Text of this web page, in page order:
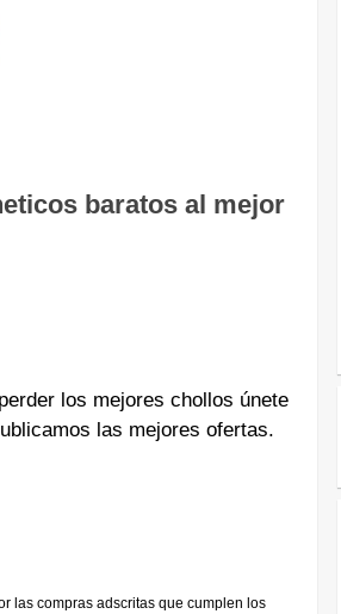
baratos al mejor
los mejores chollos únete
las mejores ofertas.
las compras adscritas que cumplen los